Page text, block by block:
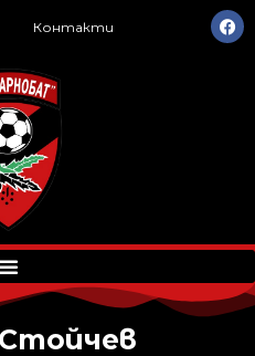
Контакти